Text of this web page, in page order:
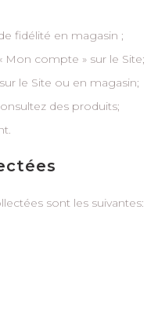
fidélité en magasin ;
Mon compte » sur le Site;
le Site ou en magasin;
des produits;
sont les suivantes: